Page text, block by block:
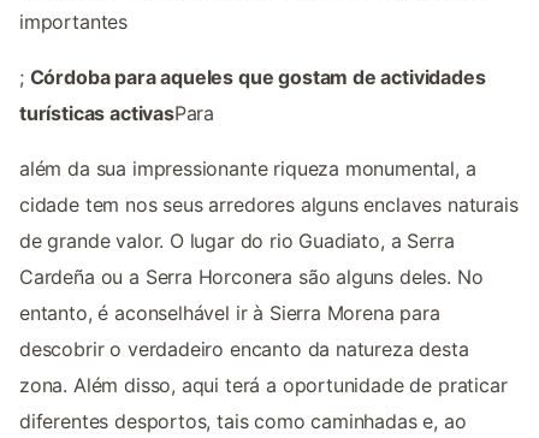
importantes
; Córdoba para aqueles que gostam de actividades
turísticas activasPara
além da sua impressionante riqueza monumental, a
cidade tem nos seus arredores alguns enclaves naturais
de grande valor. O lugar do rio Guadiato, a Serra
Cardeña ou a Serra Horconera são alguns deles. No
entanto, é aconselhável ir à Sierra Morena para
descobrir o verdadeiro encanto da natureza desta
zona. Além disso, aqui terá a oportunidade de praticar
diferentes desportos, tais como caminhadas e, ao